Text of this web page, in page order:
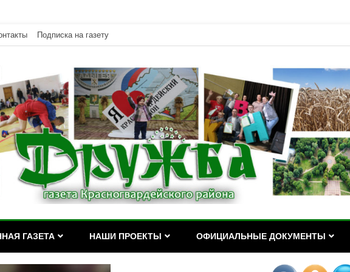
Подписка на газету
района РА
ГАЗЕТА НАШИ ПРОЕКТЫ ОФИЦИАЛЬНЫЕ ДОКУМЕНТЫ